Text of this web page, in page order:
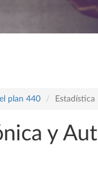
plan 440 Estadística
y